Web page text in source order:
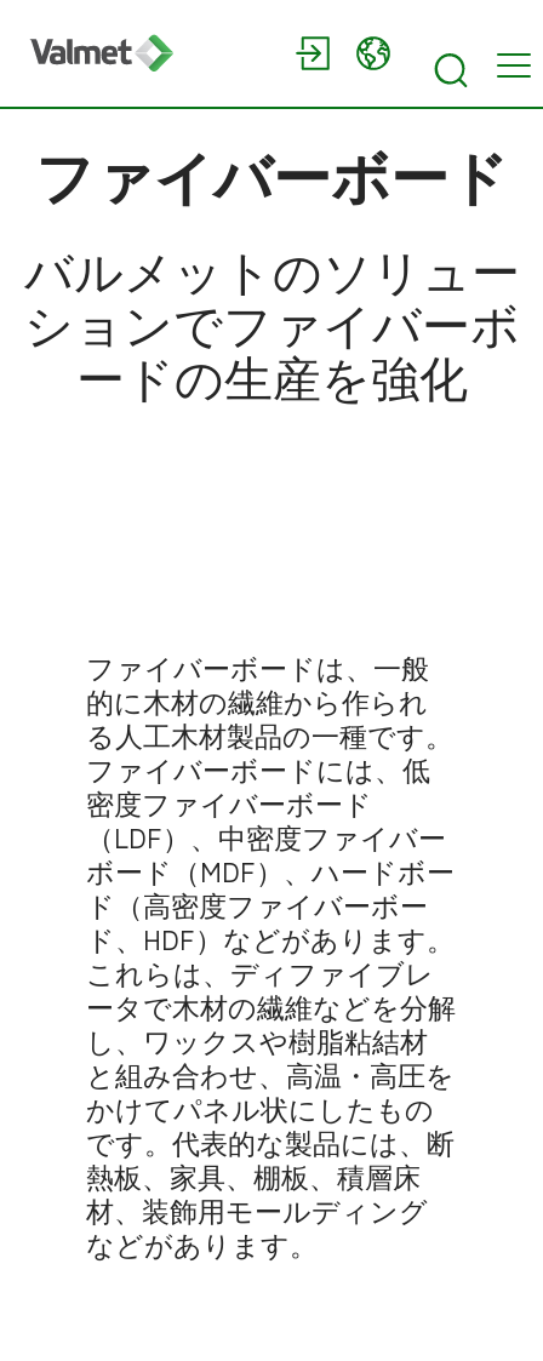
ファイバーボード
バルメットのソリュー
ションでファイバーボ
ードの生産を強化
ファイバーボードは、一般
的に木材の繊維から作られ
る人工木材製品の一種です。
ファイバーボードには、低
密度ファイバーボード
（LDF）、中密度ファイバー
ボード（MDF）、ハードボー
ド（高密度ファイバーボー
ド、HDF）などがあります。
これらは、ディファイブレ
ータで木材の繊維などを分解
し、ワックスや樹脂粘結材
と組み合わせ、高温・高圧を
かけてパネル状にしたもの
です。代表的な製品には、断
熱板、家具、棚板、積層床
材、装飾用モールディング
などがあります。